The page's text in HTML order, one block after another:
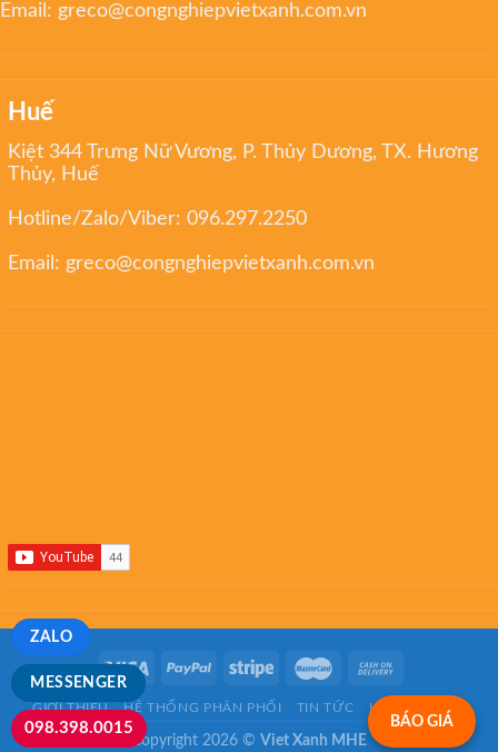
MESSENGER
ZALO
098.398.0015
Email: greco@congnghiepvietxanh.com.vn
Huế
Kiệt 344 Trưng Nữ Vương, P. Thủy Dương, TX. Hương
Thủy, Huế
Hotline/Zalo/Viber:096.297.2250
Email: greco@congnghiepvietxanh.com.vn
BÁO GIÁ
GIỚI THIỆU HỆ THỐNG PHÂN PHỐI TIN TỨC LIÊN HỆ FAQ
Copyright 2026 © Viet Xanh MHE